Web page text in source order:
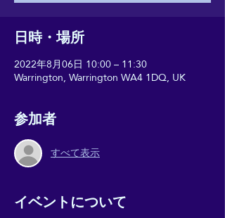
日時・場所
2022年8月06日 10:00 – 11:30
Warrington, Warrington WA4 1DQ, UK
参加者
すべて表示
イベントについて